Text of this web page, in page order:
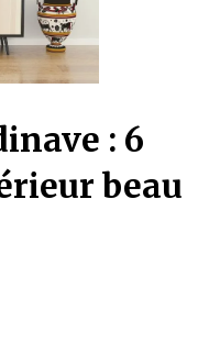
: 6
beau